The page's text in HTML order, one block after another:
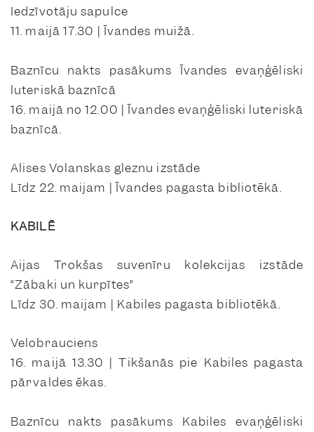
Iedzīvotāju sapulce
11. maijā 17.30 | Īvandes muižā.
Baznīcu nakts pasākums Īvandes evaņģēliski
luteriskā baznīcā
16. maijā no 12.00 | Īvandes evaņģēliski luteriskā
baznīcā.
Alises Volanskas gleznu izstāde
Līdz 22. maijam | Īvandes pagasta bibliotēkā.
KABILĒ
Aijas Trokšas suvenīru kolekcijas izstāde
“Zābaki un kurpītes”
Līdz 30. maijam | Kabiles pagasta bibliotēkā.
Velobrauciens
16. maijā 13.30 | Tikšanās pie Kabiles pagasta
pārvaldes ēkas.
Baznīcu nakts pasākums Kabiles evaņģēliski